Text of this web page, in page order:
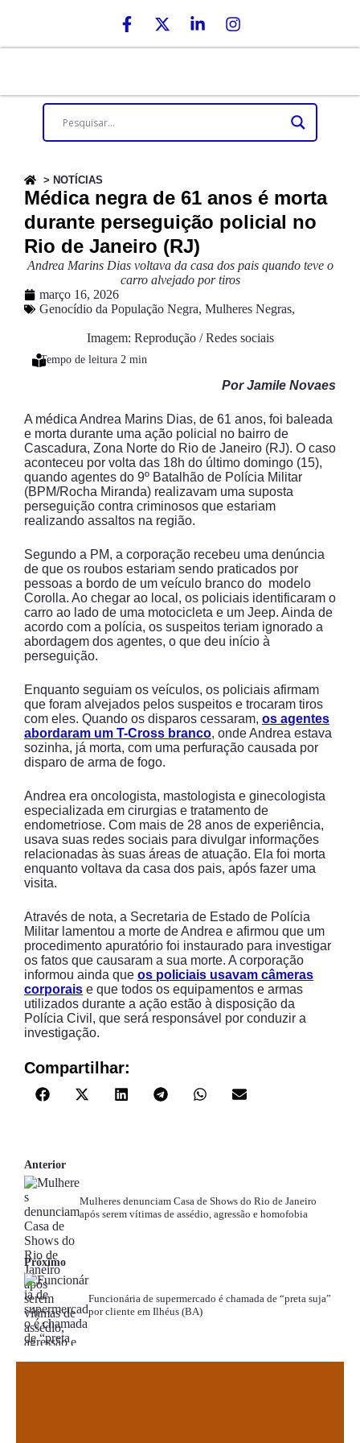
> NOTÍCIAS
Médica negra de 61 anos é morta
durante perseguição policial no
Rio de Janeiro (RJ)
Andrea Marins Dias voltava da casa dos pais quando teve o
carro alvejado por tiros
março 16, 2026
Genocídio da População Negra, Mulheres Negras,
Imagem: Reprodução / Redes sociais
Por Jamile Novaes
A médica Andrea Marins Dias, de 61 anos, foi baleada
e morta durante uma ação policial no bairro de
Cascadura, Zona Norte do Rio de Janeiro (RJ). O caso
aconteceu por volta das 18h do último domingo (15),
quando agentes do 9º Batalhão de Polícia Militar
(BPM/Rocha Miranda) realizavam uma suposta
perseguição contra criminosos que estariam
realizando assaltos na região.
Segundo a PM, a corporação recebeu uma denúncia
de que os roubos estariam sendo praticados por
pessoas a bordo de um veículo branco do modelo
Corolla. Ao chegar ao local, os policiais identificaram o
carro ao lado de uma motocicleta e um Jeep. Ainda de
acordo com a polícia, os suspeitos teriam ignorado a
abordagem dos agentes, o que deu início à
perseguição.
Enquanto seguiam os veículos, os policiais afirmam
que foram alvejados pelos suspeitos e trocaram tiros
com eles. Quando os disparos cessaram, os agentes
abordaram um T-Cross branco, onde Andrea estava
sozinha, já morta, com uma perfuração causada por
disparo de arma de fogo.
Andrea era oncologista, mastologista e ginecologista
especializada em cirurgias e tratamento de
endometriose. Com mais de 28 anos de experiência,
usava suas redes sociais para divulgar informações
relacionadas às suas áreas de atuação. Ela foi morta
enquanto voltava da casa dos pais, após fazer uma
visita.
Através de nota, a Secretaria de Estado de Polícia
Militar lamentou a morte de Andrea e afirmou que um
procedimento apuratório foi instaurado para investigar
os fatos que causaram a sua morte. A corporação
informou ainda que os policiais usavam câmeras
corporais e que todos os equipamentos e armas
utilizados durante a ação estão à disposição da
Polícia Civil, que será responsável por conduzir a
investigação.
Compartilhar:
Anterior
Mulheres denunciam Casa de Shows do Rio de Janeiro
após serem vítimas de assédio, agressão e homofobia
Próximo
Funcionária de supermercado é chamada de “preta suja”
por cliente em Ilhéus (BA)